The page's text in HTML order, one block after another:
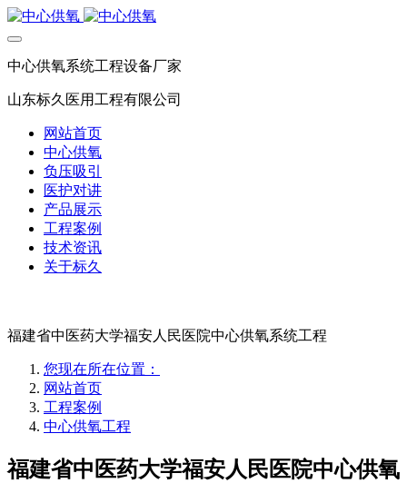
中心供氧系统工程设备厂家
山东标久医用工程有限公司
网站首页
中心供氧
负压吸引
医护对讲
产品展示
工程案例
技术资讯
关于标久
福建省中医药大学福安人民医院中心供氧系统工程
您现在所在位置：
网站首页
工程案例
中心供氧工程
福建省中医药大学福安人民医院中心供氧